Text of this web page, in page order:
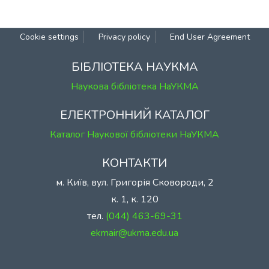
Cookie settings Privacy policy End User Agreement
БІБЛІОТЕКА НАУКМА
Наукова бібліотека НаУКМА
ЕЛЕКТРОННИЙ КАТАЛОГ
Каталог Наукової бібліотеки НаУКМА
КОНТАКТИ
м. Київ, вул. Григорія Сковороди, 2
к. 1, к. 120
тел. (044) 463-69-31
ekmair@ukma.edu.ua